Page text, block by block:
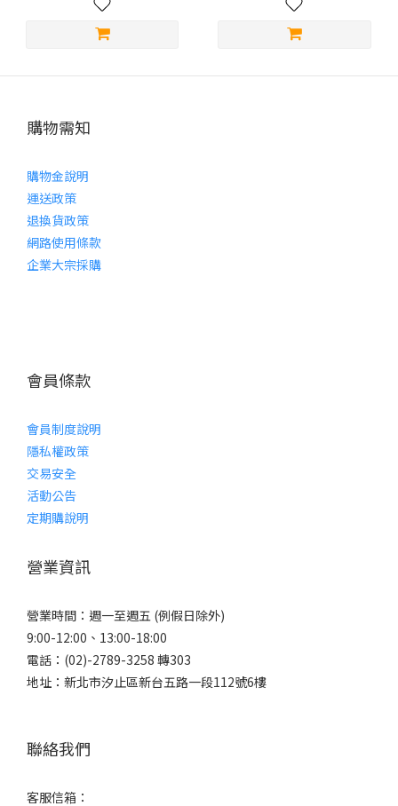
購物需知
購物金說明
運送政策
退換貨政策
網路使用條款
企業大宗採購
會員條款
會員制度說明
隱私權政策
交易安全
活動公告
定期購說明
營業資訊
營業時間：週一至週五 (例假日除外)
9:00-12:00、13:00-18:00
電話：(02)-2789-3258 轉303
地址：新北市汐止區新台五路一段112號6樓
聯絡我們
客服信箱：